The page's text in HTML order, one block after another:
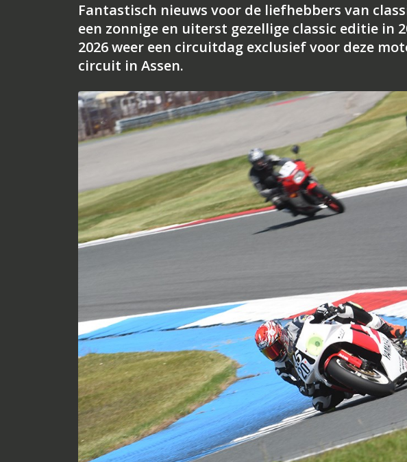
Fantastisch nieuws voor de liefhebbers van
een zonnige en uiterst gezellige classic editie in
2026 weer een circuitdag exclusief voor deze
circuit in Assen.